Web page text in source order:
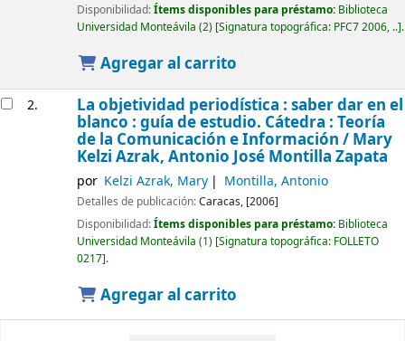
Disponibilidad:Ítems disponibles para préstamo: Biblioteca
Universidad Monteávila (2) Signatura topográfica: PFC7 2006, .. .
Agregar al carrito
2. La objetividad periodística : saber dar en el
blanco : guía de estudio. Cátedra : Teoría
de la Comunicación e Información / Mary
Kelzi Azrak, Antonio José Montilla Zapata
por Kelzi Azrak, Mary Montilla, Antonio
Detalles de publicación:Caracas, [2006]
Disponibilidad:Ítems disponibles para préstamo: Biblioteca
Universidad Monteávila (1) Signatura topográfica: FOLLETO
0217 .
Agregar al carrito